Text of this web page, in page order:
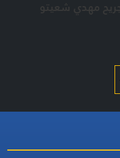
الجريح مهدي شعيتو